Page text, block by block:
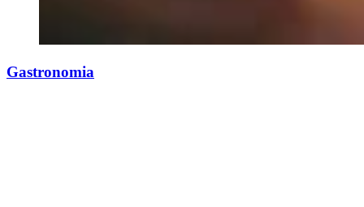
Gastronomia